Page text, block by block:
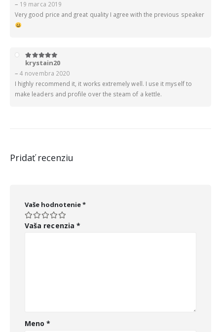
– 19 marca 2019
Very good price and great quality I agree with the previous speaker
5z 5
krystain20
– 4 novembra 2020
I highly recommend it, it works extremely well. I use it myself to
make leaders and profile over the steam of a kettle.
Pridať recenziu
Vaše hodnotenie*
Vaša recenzia *
Meno*